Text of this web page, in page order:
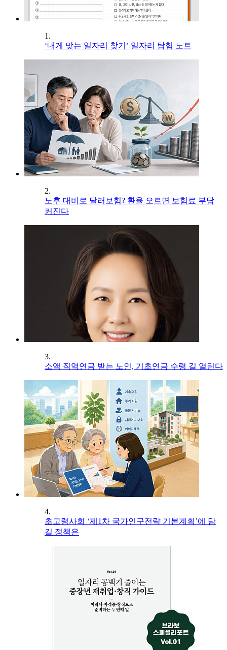
1.
‘내게 맞는 일자리 찾기’ 일자리 탐험 노트
2.
노후 대비로 달러보험? 환율 오르면 보험료 부담
커진다
3.
소액 직역연금 받는 노인, 기초연금 수령 길 열린다
4.
초고령사회 ‘제1차 국가인구전략 기본계획’에 담
길 정책은